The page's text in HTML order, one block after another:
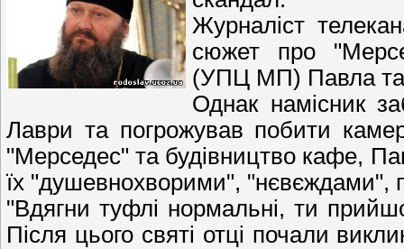
Журналіст
сюжет про
(УПЦ МП) Павла та
Однак намісник
Лаври та погрожував побити
"Мерседес" та будівництво кафе,
їх "душевнохворими", "нєвєждами",
"Вдягни туфлі нормальні, ти
Після цього святі отці почали